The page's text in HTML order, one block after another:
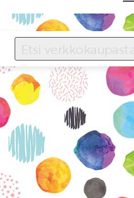
KIRJAUDU SISÄÄN
Käyttäjätunnus
Salasana
Unohtuiko salasana?
KIRJAUDU SISÄÄN